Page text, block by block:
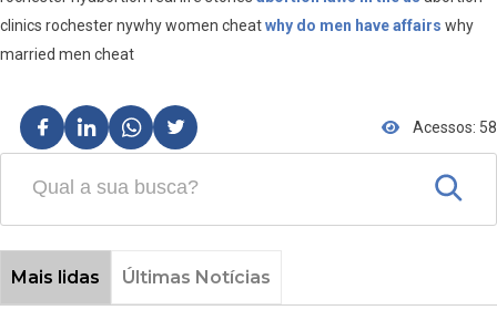
clinics rochester nywhy women cheatwhy do men have affairs why
married men cheat
Acessos: 58
Mais lidas Últimas Notícias